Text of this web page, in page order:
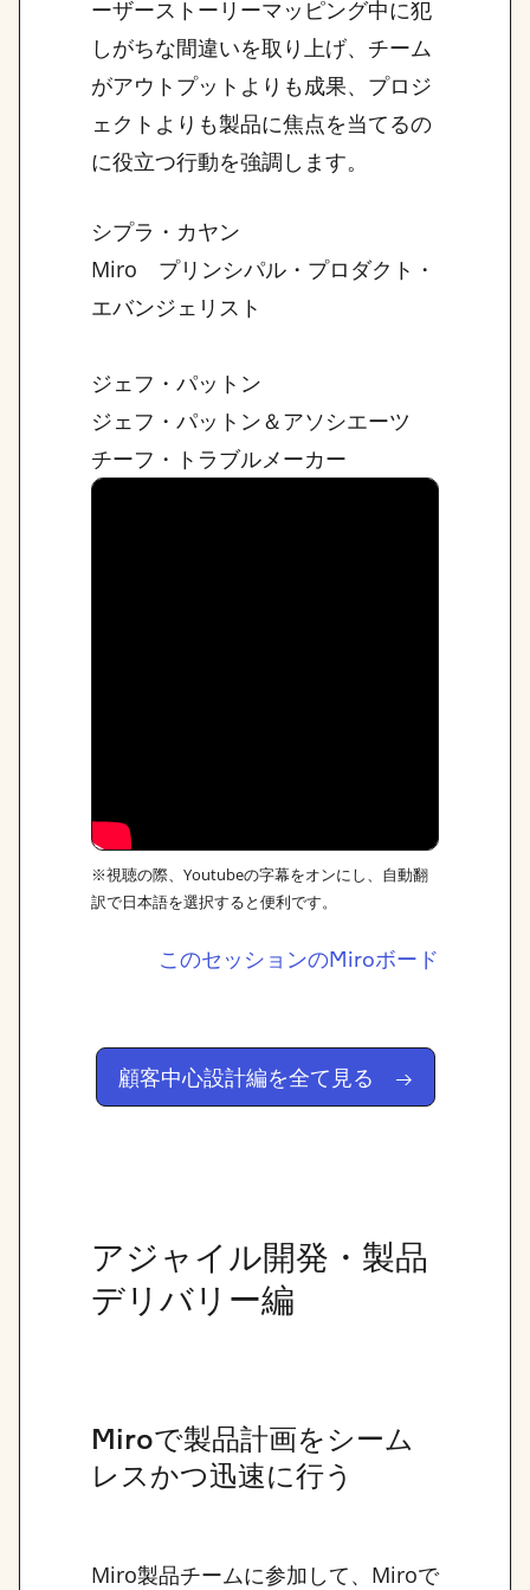
ーザーストーリーマッピング中に犯
しがちな間違いを取り上げ、チーム
がアウトプットよりも成果、プロジ
ェクトよりも製品に焦点を当てるの
に役立つ行動を強調します。
シプラ・カヤン
Miro プリンシパル・プロダクト・
エバンジェリスト
ジェフ・パットン
ジェフ・パットン＆アソシエーツ
チーフ・トラブルメーカー
※視聴の際、Youtubeの字幕をオンにし、自動翻
訳で日本語を選択すると便利です。
このセッションのMiroボード
顧客中心設計編を全て見る →
アジャイル開発・製品
デリバリー編
Miroで製品計画をシーム
レスかつ迅速に行う
Miro製品チームに参加して、Miroで